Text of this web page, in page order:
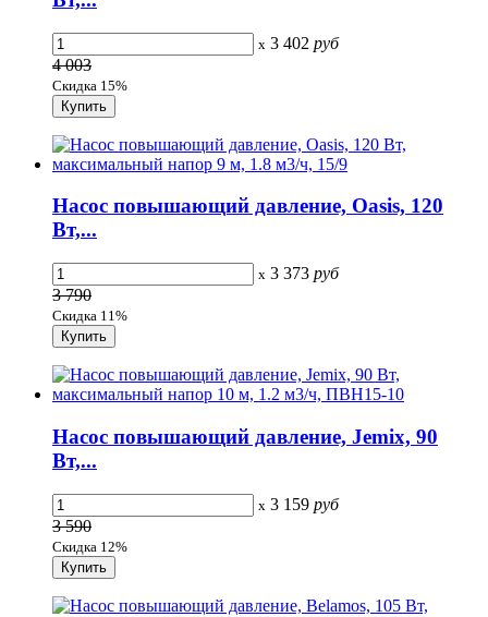
x 3 402 руб
4 003
Скидка 15%
Насос повышающий давление, Oasis, 120
Вт,...
x 3 373 руб
3 790
Скидка 11%
Насос повышающий давление, Jemix, 90
Вт,...
x 3 159 руб
3 590
Скидка 12%